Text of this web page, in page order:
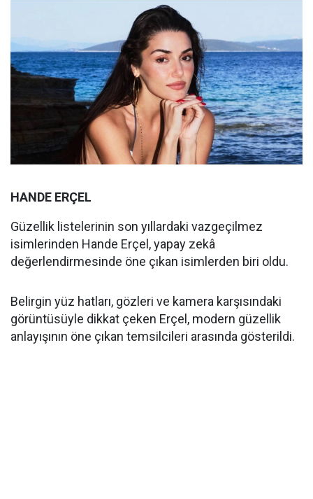
HANDE ERÇEL
Güzellik listelerinin son yıllardaki vazgeçilmez
isimlerinden Hande Erçel, yapay zekâ
değerlendirmesinde öne çıkan isimlerden biri oldu.
Belirgin yüz hatları, gözleri ve kamera karşısındaki
görüntüsüyle dikkat çeken Erçel, modern güzellik
anlayışının öne çıkan temsilcileri arasında gösterildi.